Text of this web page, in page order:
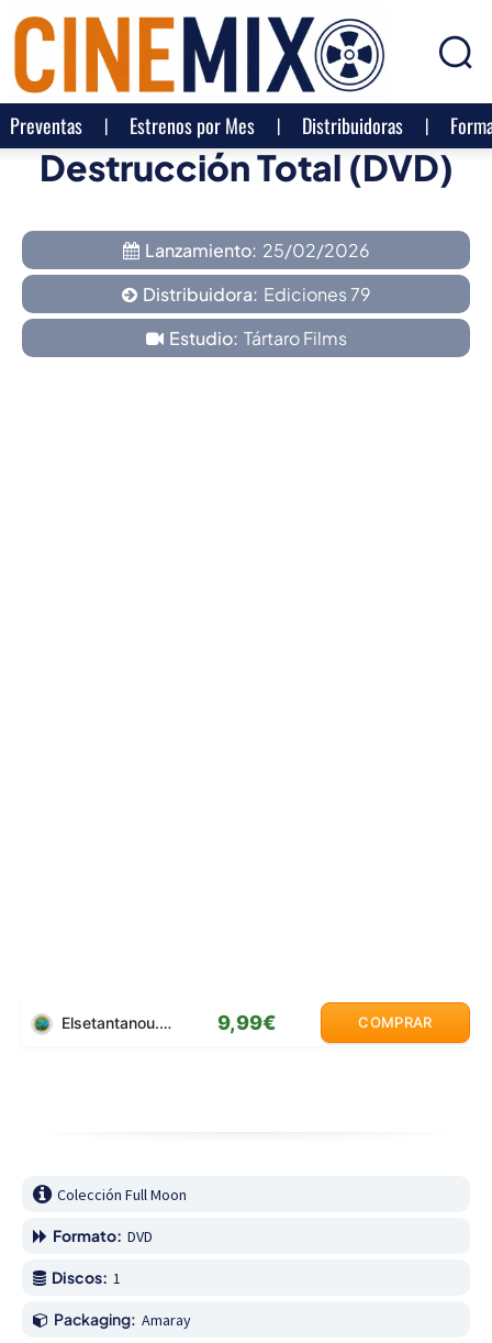
Preventas Estrenos por Mes Distribuidoras
Destrucción Total (DVD)
Lanzamiento: 25/02/2026
Distribuidora: Ediciones 79
Estudio: Tártaro Films
Elsetantanou.com 9,99€ COMPRAR
Colección Full Moon
Formato: DVD
Discos: 1
Packaging: Amaray